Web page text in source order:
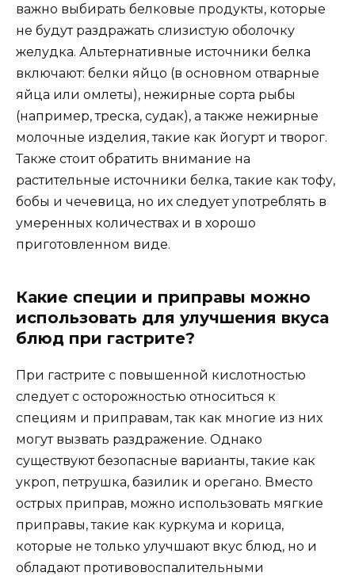
важно выбирать белковые продукты, которые
не будут раздражать слизистую оболочку
желудка. Альтернативные источники белка
включают: белки яйцо (в основном отварные
яйца или омлеты), нежирные сорта рыбы
(например, треска, судак), а также нежирные
молочные изделия, такие как йогурт и творог.
Также стоит обратить внимание на
растительные источники белка, такие как тофу,
бобы и чечевица, но их следует употреблять в
умеренных количествах и в хорошо
приготовленном виде.
Какие специи и приправы можно
использовать для улучшения вкуса
блюд при гастрите?
При гастрите с повышенной кислотностью
следует с осторожностью относиться к
специям и приправам, так как многие из них
могут вызвать раздражение. Однако
существуют безопасные варианты, такие как
укроп, петрушка, базилик и орегано. Вместо
острых приправ, можно использовать мягкие
приправы, такие как куркума и корица,
которые не только улучшают вкус блюд, но и
обладают противовоспалительными